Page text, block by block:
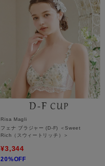
Risa Magli
フェナ ブラジャー (D-F) ＜Sweet
Rich（スウィートリッチ）＞
¥3,344
20%OFF